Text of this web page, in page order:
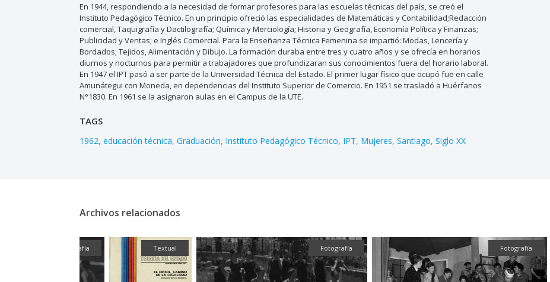
En 1944, respondiendo a la necesidad de formar profesores para las escuelas técnicas del país, se creó el
Instituto Pedagógico Técnico. En un principio ofreció las especialidades de Matemáticas y Contabilidad;Redacción
comercial, Taquigrafía y Dactilografía; Química y Merciología; Historia y Geografía, Economía Política y Finanzas;
Publicidad y Ventas; e Inglés Comercial. Para la Enseñanza Técnica Femenina se impartió: Modas, Lencería y
Bordados; Tejidos, Alimentación y Dibujo. La formación duraba entre tres y cuatro años y se ofrecía en horarios
diurnos y nocturnos para permitir a trabajadores que profundizaran sus conocimientos fuera del horario laboral.
En 1947 el IPT pasó a ser parte de la Universidad Técnica del Estado. El primer lugar físico que ocupó fue en calle
Amunátegui con Moneda, en dependencias del Instituto Superior de Comercio. En 1951 se trasladó a Huérfanos
N°1830. En 1961 se la asignaron aulas en el Campus de la UTE.
TAGS
1962 educación técnica Graduación Instituto Pedagógico Técnico IPT Mujeres Santiago Siglo XX
Archivos relacionados
Fotografía Fotografía